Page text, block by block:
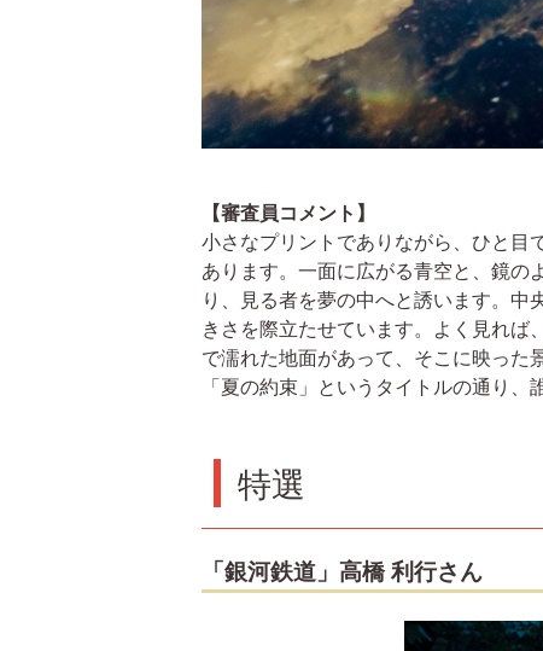
【審査員コメント】
小さなプリントでありながら、ひと目
あります。一面に広がる青空と、鏡の
り、見る者を夢の中へと誘います。
きさを際立たせています。よく見れ
で濡れた地面があって、そこに映った
「夏の約束」というタイトルの通り
特選
「銀河鉄道」高橋 利行さん